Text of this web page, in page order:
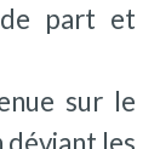
part et
sur le
les